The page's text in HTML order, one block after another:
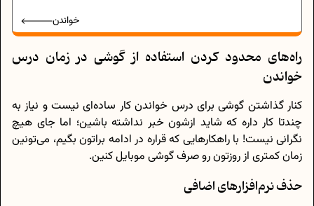
خواندن
راه‌های محدود کردن استفاده از گوشی در زمان درس
خواندن
کنار گذاشتن گوشی برای درس خواندن کار ساده‌ای نیست و نیاز به
چندتا کار داره که شاید ازشون خبر نداشته باشین؛ اما جای هیچ
نگرانی نیست! با راهکارهایی که قراره در ادامه براتون بگیم، می‌تونین
زمان کمتری از روزتون رو صرف گوشی موبایل کنین.
حذف نرم‌افزارهای اضافی